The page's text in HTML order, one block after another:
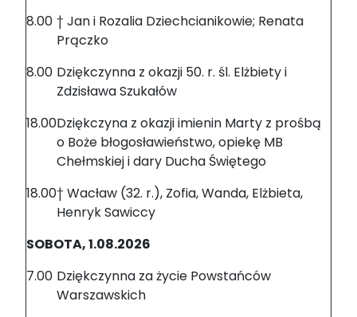
8.00 † Jan i Rozalia Dziechcianikowie; Renata
Prączko
8.00 Dziękczynna z okazji 50. r. śl. Elżbiety i
Zdzisława Szukałów
18.00Dziękczyna z okazji imienin Marty z prośbą
o Boże błogosławieństwo, opiekę MB
Chełmskiej i dary Ducha Świętego
18.00† Wacław (32. r.), Zofia, Wanda, Elżbieta,
Henryk Sawiccy
SOBOTA, 1.08.2026
7.00 Dziękczynna za życie Powstańców
Warszawskich